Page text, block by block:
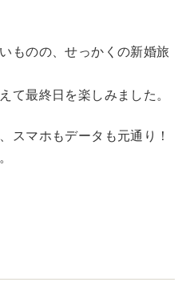
ものの、せっかくの新婚旅
て最終日を楽しみました。
スマホもデータも元通り！